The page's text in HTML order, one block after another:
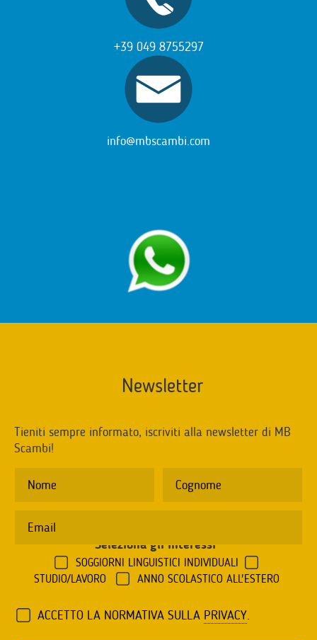
+39 049 8755297
info@mbscambi.com
Newsletter
Tieniti sempre informato, iscriviti alla newsletter di MB
Scambi!
Seleziona gli interessi
SOGGIORNI LINGUISTICI INDIVIDUALI
STUDIO/LAVORO
ANNO SCOLASTICO ALL'ESTERO
ACCETTO LA NORMATIVA SULLA PRIVACY.